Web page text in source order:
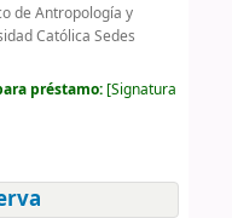
de Antropología y
Católica Sedes
préstamo: Signatura